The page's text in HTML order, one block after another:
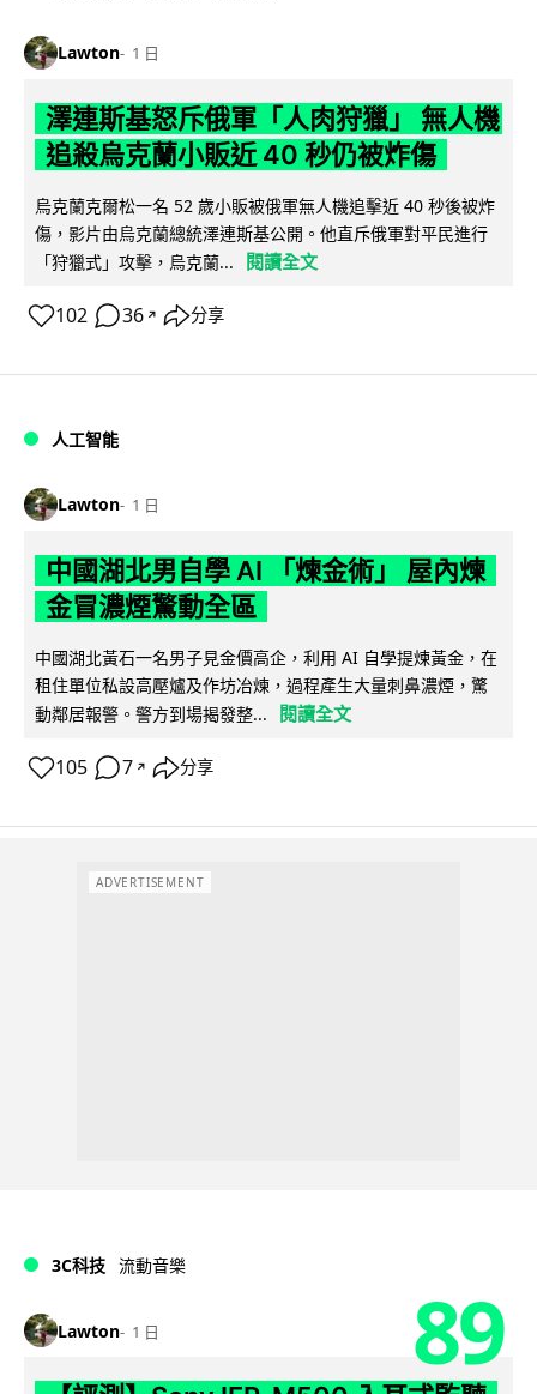
Lawton 1 日
澤連斯基怒斥俄軍「人肉狩獵」 無人機
追殺烏克蘭小販近 40 秒仍被炸傷
烏克蘭克爾松一名 52 歲小販被俄軍無人機追擊近 40 秒後被炸
傷，影片由烏克蘭總統澤連斯基公開。他直斥俄軍對平民進行
「狩獵式」攻擊，烏克蘭...
閱讀全文
102 36 ↗ 分享
人工智能
Lawton 1 日
中國湖北男自學 AI 「煉金術」 屋內煉
金冒濃煙驚動全區
中國湖北黃石一名男子見金價高企，利用 AI 自學提煉黃金，在
租住單位私設高壓爐及作坊冶煉，過程產生大量刺鼻濃煙，驚
動鄰居報警。警方到場揭發整...
閱讀全文
105 7 ↗ 分享
ADVERTISEMENT
3C科技 流動音樂
Lawton 1 日 89